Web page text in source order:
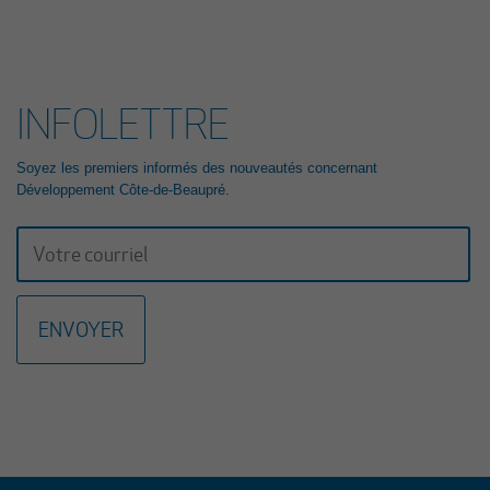
23 mars 2026
GALA RECONNAISSANCE 2026: UNE 23E ÉDITION
PORTÉE PAR L’HÉRITAGE ET LA RELÈVE
ENTREPRENEURIALE
retour pour célébrer l’engagement, la passion et l’excellence des
entrepreneurs, organisations et bâtisseurs qui contribuent au
nous avons le plaisir d’annoncer que Mme Lucie Boies et M. Mathieu
R. Boies de Beaupré et de Château-Richer, assureront la coprésidence
4 février 2026
INFOLETTRE
Soyez les premiers informés des nouveautés concernant
Développement Côte-de-Beaupré.